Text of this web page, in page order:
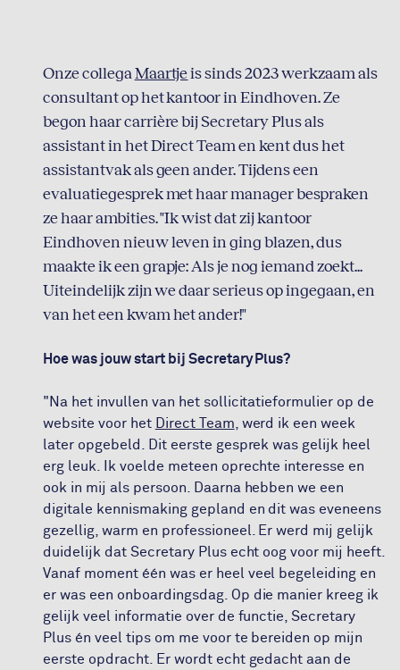
Onze collegaMaartjeis sinds 2023 werkzaam als
consultant op het kantoor in Eindhoven. Ze
begon haar carrière bij Secretary Plus als
assistant in het Direct Team en kent dus het
assistantvak als geen ander. Tijdens een
evaluatiegesprek met haar manager bespraken
ze haar ambities. "Ik wist dat zij kantoor
Eindhoven nieuw leven in ging blazen, dus
maakte ik een grapje: Als je nog iemand zoekt...
Uiteindelijk zijn we daar serieus op ingegaan, en
van het een kwam het ander!"
Hoe was jouw start bij Secretary Plus?
"Na het invullen van het sollicitatieformulier op de
website voor het
Direct Team , werd ik een week
later opgebeld. Dit eerste gesprek was gelijk heel
erg leuk. Ik voelde meteen oprechte interesse en
ook in mij als persoon. Daarna hebben we een
digitale kennismaking gepland en dit was eveneens
gezellig, warm en professioneel. Er werd mij gelijk
duidelijk dat Secretary Plus echt oog voor mij heeft.
Vanaf moment één was er heel veel begeleiding en
er was een onboardingsdag. Op die manier kreeg ik
gelijk veel informatie over de functie, Secretary
Plus én veel tips om me voor te bereiden op mijn
eerste opdracht. Er wordt echt gedacht aan de